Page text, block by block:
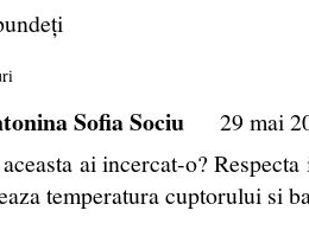
Sofia Sociu
29 mai
ai incercat-o?
temperatura cuptorului si